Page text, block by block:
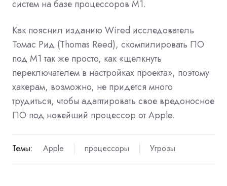
систем на базе процессоров M1.
Как пояснил изданию Wired исследователь
Томас Рид (Thomas Reed), скомпилировать ПО
под M1 так же просто, как «щелкнуть
переключателем в настройках проекта», поэтому
хакерам, возможно, не придется много
трудиться, чтобы адаптировать свое вредоносное
ПО под новейший процессор от Apple.
Темы: Apple процессоры Угрозы